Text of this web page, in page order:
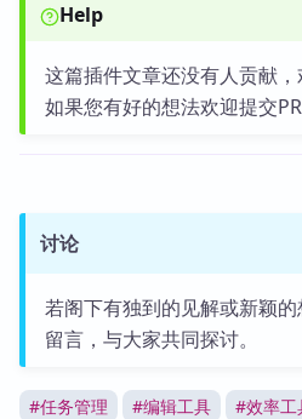
Help
这篇插件文章还没有人贡献，
如果您有好的想法欢迎提交PR
讨论
若阁下有独到的见解或新颖
留言，与大家共同探讨。
#任务管理 #编辑工具 #效率工